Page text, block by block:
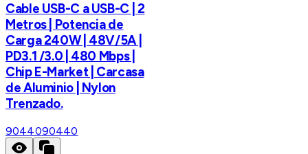
Cable USB-C a USB-C | 2
Metros | Potencia de
Carga 240W | 48V/5A |
PD3.1 /3.0 | 480 Mbps |
Chip E-Market | Carcasa
de Aluminio | Nylon
Trenzado.
9044090440